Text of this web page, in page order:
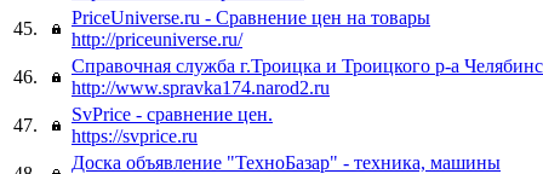
45.
PriceUniverse.ru - Сравнение цен на товары
http://priceuniverse.ru/
46.
Справочная служба г.Троицка и Троицкого р-а
http://www.spravka174.narod2.ru
47.
SvPrice - сравнение цен.
https://svprice.ru
Доска объявление "ТехноБазар" - техника, машины